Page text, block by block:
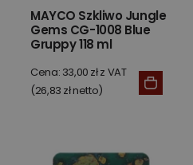
MAYCO Szkliwo Jungle
Gems CG-1008 Blue
Gruppy 118 ml
Cena: 33,00 zł z VAT
(26,83 zł netto)